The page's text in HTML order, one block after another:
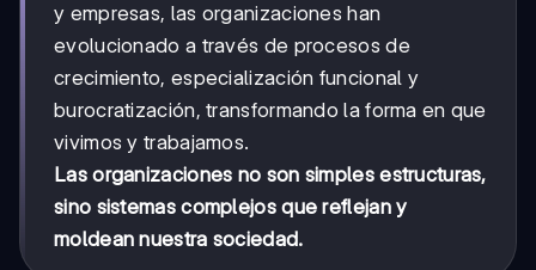
y empresas, las organizaciones han
evolucionado a través de procesos de
crecimiento, especialización funcional y
burocratización, transformando la forma en que
vivimos y trabajamos.
Las organizaciones no son simples estructuras,
sino sistemas complejos que reflejan y
moldean nuestra sociedad.